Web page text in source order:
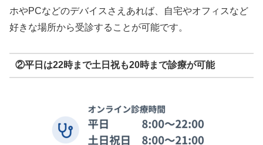
ホやPCなどのデバイスさえあれば、自宅やオフィスなど
好きな場所から受診することが可能です。
②平日は22時まで土日祝も20時まで診療が可能